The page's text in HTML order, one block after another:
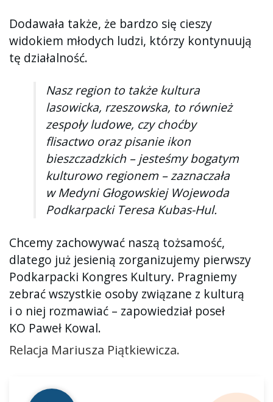
Dodawała także, że bardzo się cieszy
widokiem młodych ludzi, którzy kontynuują
tę działalność.
Nasz region to także kultura
lasowicka, rzeszowska, to również
zespoły ludowe, czy choćby
flisactwo oraz pisanie ikon
bieszczadzkich – jesteśmy bogatym
kulturowo regionem – zaznaczała
w Medyni Głogowskiej Wojewoda
Podkarpacki Teresa Kubas-Hul.
Chcemy zachowywać naszą tożsamość,
dlatego już jesienią zorganizujemy pierwszy
Podkarpacki Kongres Kultury. Pragniemy
zebrać wszystkie osoby związane z kulturą
i o niej rozmawiać – zapowiedział poseł
KO Paweł Kowal.
Relacja Mariusza Piątkiewicza.
plików